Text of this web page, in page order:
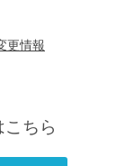
更情報
ちら